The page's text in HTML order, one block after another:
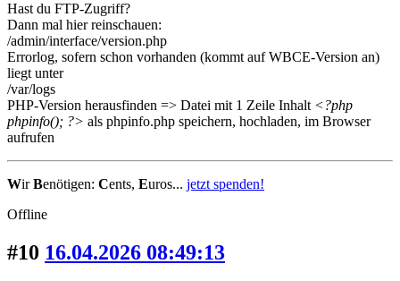
Hast du FTP-Zugriff?
Dann mal hier reinschauen:
/admin/interface/version.php
Errorlog, sofern schon vorhanden (kommt auf WBCE-Version an)
liegt unter
/var/logs
PHP-Version herausfinden => Datei mit 1 Zeile Inhalt <?php
phpinfo(); ?> als phpinfo.php speichern, hochladen, im Browser
aufrufen
WirBenötigen: Cents, Euros... jetzt spenden!
Offline
#10 16.04.2026 08:49:13